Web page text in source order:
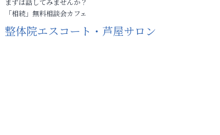
まずは話してみませんか？
「相続」無料相談会カフェ
整体院エスコート・芦屋サロン